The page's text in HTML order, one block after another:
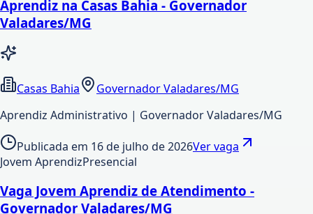
Aprendiz na Casas Bahia - Governador
Valadares/MG
Casas Bahia
Governador Valadares/MG
Aprendiz Administrativo | Governador Valadares/MG
Publicada em 16 de julho de 2026Ver vaga
Jovem AprendizPresencial
Vaga Jovem Aprendiz de Atendimento -
Governador Valadares/MG